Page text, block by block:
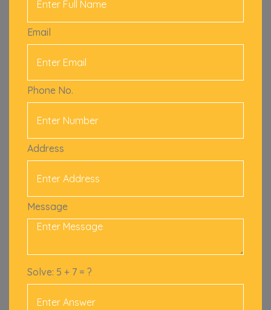
Email
Phone No.
Address
Message
Solve: 5 + 7 = ?